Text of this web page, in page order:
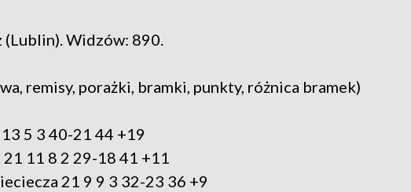
(Lublin). Widzów: 890.
remisy, porażki, bramki, punkty, różnica bramek)
3 40-21 44 +19
8 2 29-18 41 +11
21 9 9 3 32-23 36 +9